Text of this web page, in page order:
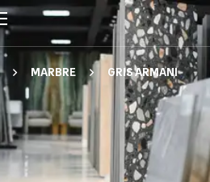
MARBRE GRIS ARMANI